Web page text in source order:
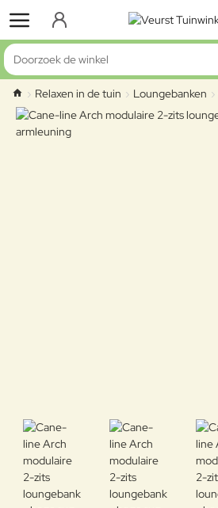
Doorzoek de winkel
home
Relaxen in de tuin Loungebanken